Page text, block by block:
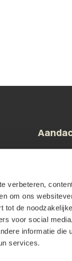
verbeteren,
om ons
tot de
voor social
informatie die
services.
Brainport
Tech &
Zorg &